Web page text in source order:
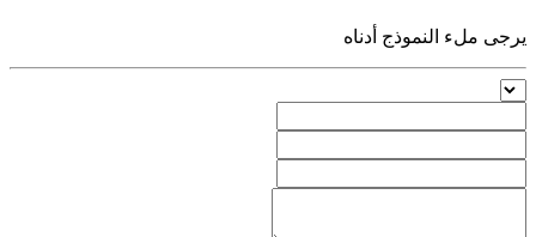
يرجى ملء النموذج أدناه